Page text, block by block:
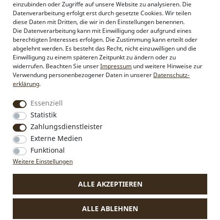
Alpenflüstern
Philosophie
Händlerbereich
Firmenkunden
Sonderanfertigungen
Pressebereich
Kontakt & Impressum
Social Media
Instagram
Facebook
VERTRAG WIDERRUFEN
Die durchgestrichenen Preise entsprechen dem bisherigen Preis
einzubinden oder Zugriffe auf unsere Website zu analysieren. Die
Datenverarbeitung erfolgt erst durch gesetzte Cookies. Wir teilen
diese Daten mit Dritten, die wir in den Einstellungen benennen.
Die Datenverarbeitung kann mit Einwilligung oder aufgrund eines
berechtigten Interesses erfolgen. Die Zustimmung kann erteilt oder
abgelehnt werden. Es besteht das Recht, nicht einzuwilligen und die
Einwilligung zu einem späteren Zeitpunkt zu ändern oder zu
widerrufen. Beachten Sie unserImpressum und weitere Hinweise zur
Verwendung personenbezogener Daten in unserer Daten­schutz­
erklärung.
Essenziell
Statistik
Zahlungsdienstleister
Externe Medien
Funktional
Weitere Einstellungen
ALLE AKZEPTIEREN
ALLE ABLEHNEN